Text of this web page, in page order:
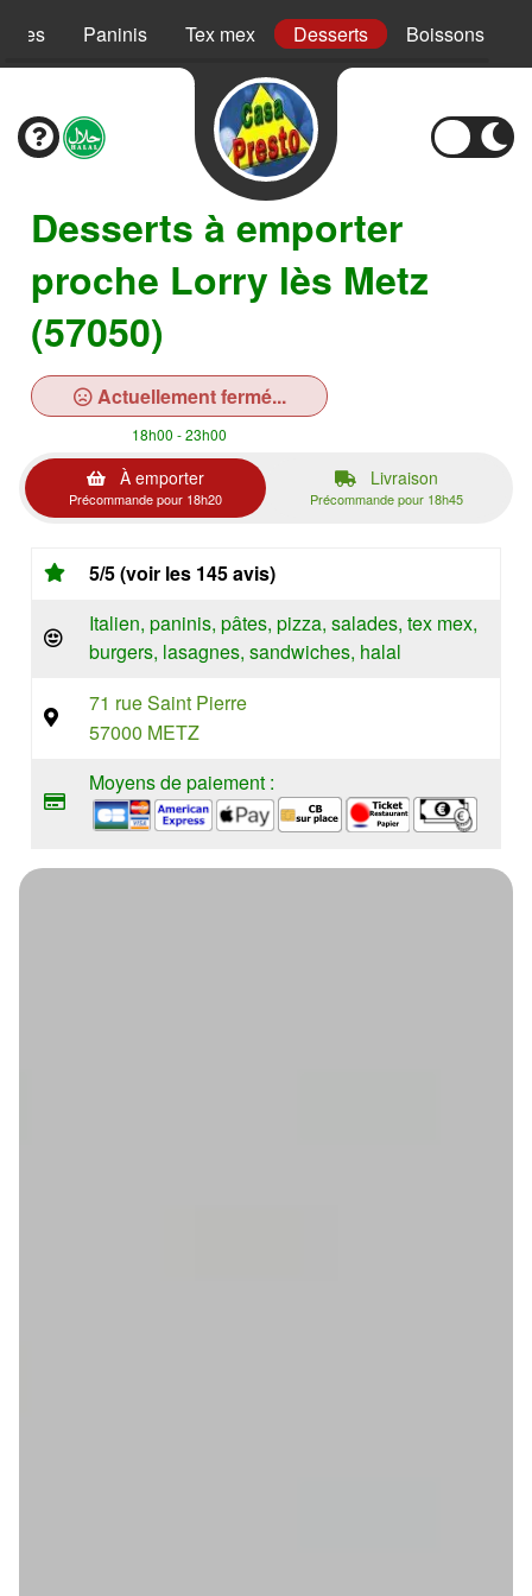
Paninis Tex mex Desserts Boissons
Desserts à emporter
proche Lorry lès Metz
(57050)
Actuellement fermé...
18h00 - 23h00
À emporter
Précommande pour 18h20
Livraison
Précommande pour 18h45
5/5 (voir les 145 avis)
Italien, paninis, pâtes, pizza, salades, tex mex,
burgers, lasagnes, sandwiches, halal
71 rue Saint Pierre
57000 METZ
Moyens de paiement :